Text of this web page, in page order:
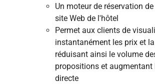
Un moteur de réservation
site Web de l'hôtel
Permet aux clients de
instantanément les prix et
réduisant ainsi le volume
propositions et augmentant
directe